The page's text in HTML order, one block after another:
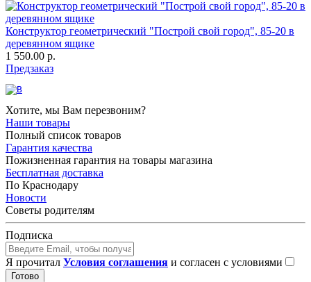
Конструктор геометрический "Построй свой город", 85-20 в
деревянном ящике
1 550.00 р.
Предзаказ
Хотите, мы Вам перезвоним?
Наши товары
Полный список товаров
Гарантия качества
Пожизненная гарантия на товары магазина
Бесплатная доставка
По Краснодару
Новости
Советы родителям
Подписка
Я прочитал Условия соглашения и согласен с условиями
Готово